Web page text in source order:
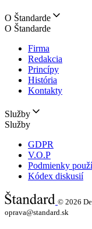
O Štandarde
O Štandarde
Firma
Redakcia
Princípy
História
Kontakty
Služby
Služby
GDPR
V.O.P
Podmienky
Kódex diskusií
© 2026
oprava@standard.sk